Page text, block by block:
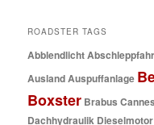
ROADSTER TAGS
Abblendlicht
AuslandAuspuffanlage
Boxster Brabus Cannes
Dachhydraulik Dieselmotor